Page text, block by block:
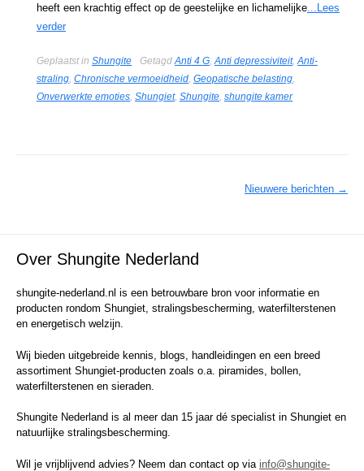
heeft een krachtig effect op de geestelijke en lichamelijke...Lees
verder
Geplaatst in Shungite Getagd Anti 4 G Anti depressiviteit, Anti-
straling Chronische vermoeidheid Geopatische belasting
Onverwerkte emoties Shungiet, Shungite shungite kamer
Nieuwere berichten →
Over Shungite Nederland
shungite-nederland.nl is een betrouwbare bron voor informatie en
producten rondom Shungiet, stralingsbescherming, waterfilterstenen
en energetisch welzijn.
Wij bieden uitgebreide kennis, blogs, handleidingen en een breed
assortiment Shungiet-producten zoals o.a. piramides, bollen,
waterfilterstenen en sieraden.
Shungite Nederland is al meer dan 15 jaar dé specialist in Shungiet en
natuurlijke stralingsbescherming.
Wil je vrijblijvend advies? Neem dan contact op via info@shungite-